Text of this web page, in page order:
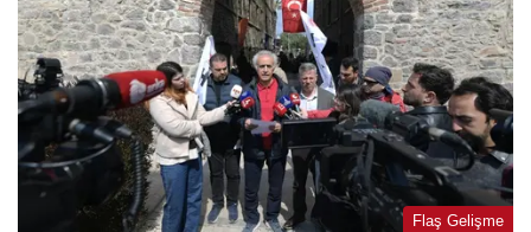
Flaş Gelişme